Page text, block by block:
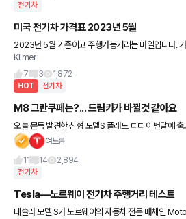
전기차
미국 전기차 가격표 2023년 5월
2023년 5월 기준이고 주행가능거리는 마일입니다.
1300원으로 변환했습니다. MSRP 권장소비자가격 DST 탁송료 T
ax credit 지원금 All electric ran
Kilmer
7
3 1,872
HOT 전기차
M8 그란쿠페는?... 드림카가 바뀔것 같아요
오늘 문득 발견한 신형 모델S 플래드 ㄷㄷ 이번달에 출
주변에 보이네요 성능도 성능이지만 디자인 넘 멋있고 제스탈 이네
여드름
11
14 2,894
전기차
Tesla—노르웨이 전기차 주행거리 테스트
테슬라 모델 S가 노르웨이의 자동차 전문 매체인